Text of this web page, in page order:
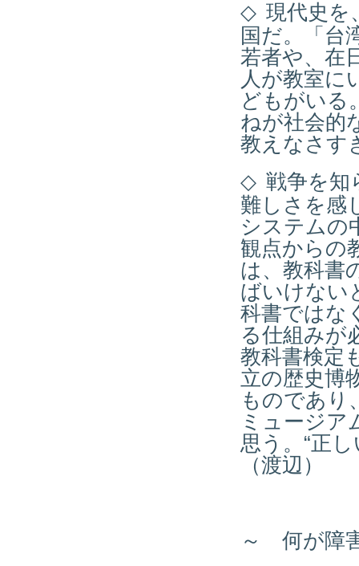
◇ 現代史を
国だ。「台
若者や、在
人が教室に
どもがいる
ねが社会的
教えなさす
◇ 戦争を知
難しさを感
システムの
観点からの
は、教科書
ばいけない
科書ではな
る仕組みが
教科書検定
立の歴史博
ものであり
ミュージア
思う。“正
（渡辺）
～ 何が障